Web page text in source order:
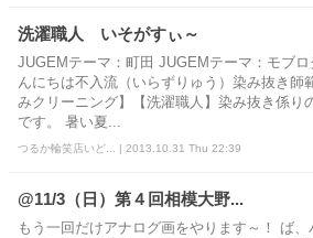
洗濯職人 いそがすぃ～
JUGEMテーマ：町田 JUGEMテーマ：
んにちは不入流（いらずりゅう）染み抜き師
みクリーニング】【洗濯職人】染み抜き係り
です。 暑い夏...
つるか輪笑店いど... | 2013.10.31 Thu 22:39
@11/3（日）第４回相模大野...
もう一回だけアナログ画をやります～！ ば、